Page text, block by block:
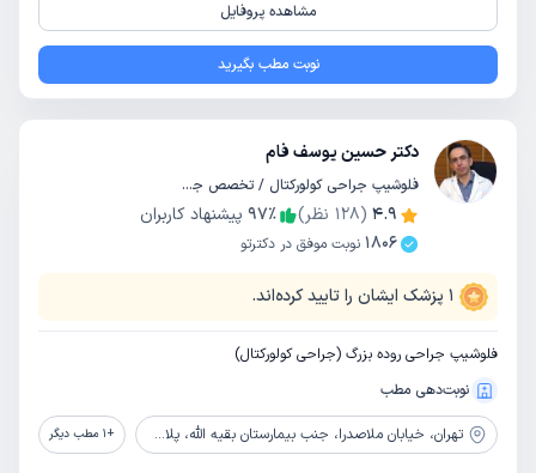
مشاهده پروفایل
نوبت مطب بگیرید
دکتر حسین یوسف فام
فلوشیپ جراحی کولورکتال / تخصص جراحی عمومی
4.9
(
128 نظر) 97٪
پیشنهاد کاربران
1806 نوبت موفق در دکترتو
1 پزشک ایشان را تایید کرده‌اند.
فلوشیپ جراحی روده بزرگ (جراحی کولورکتال)
نوبت‌دهی مطب
تهران، خیابان ملاصدرا، جنب بیمارستان بقیه الله، پلاک 218، مجتمع پزشکان آریا، طبقه سوم، واحد 11 +
1 مطب دیگر